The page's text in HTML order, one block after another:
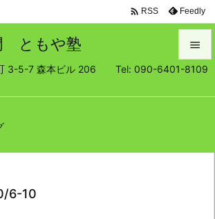
ともや塾
町 3-5-7 森本ビル 206 Tel: 090-6401-8109


 RSS Feedly
6-10